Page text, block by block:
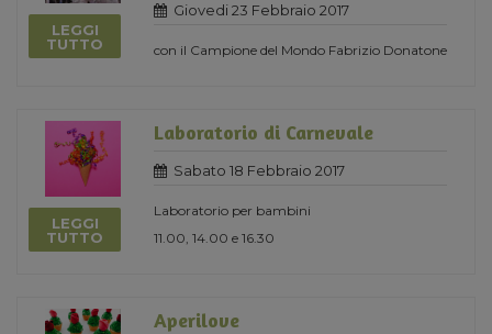
LEGGI
TUTTO
Giovedi 23 Febbraio 2017
con il Campione del Mondo Fabrizio Donatone
LEGGI
TUTTO
Laboratorio di Carnevale
Sabato 18 Febbraio 2017
Laboratorio per bambini
11.00, 14.00 e 16.30
Aperilove